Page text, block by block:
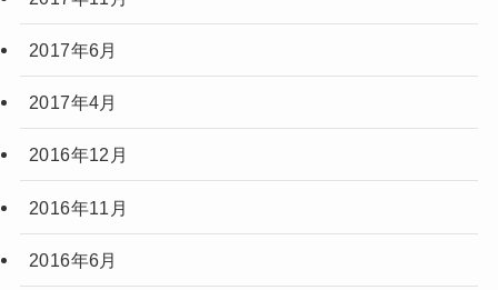
2017年6月
2017年4月
2016年12月
2016年11月
2016年6月